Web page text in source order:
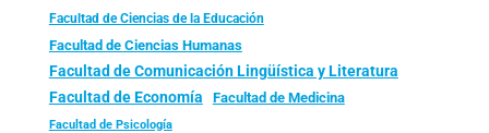
Facultad de Ciencias de la Educación
Facultad de Ciencias Humanas
Facultad de Comunicación Lingüística y Literatura
Facultad de Economía Facultad de Medicina
Facultad de Psicología